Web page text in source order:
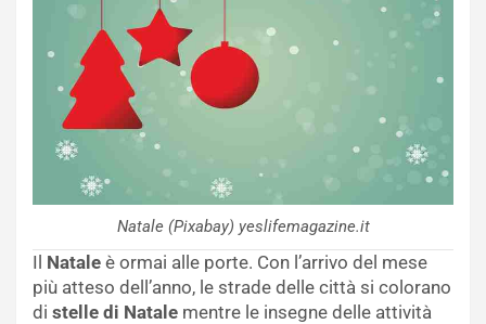
Natale (Pixabay) yeslifemagazine.it
Il Natale è ormai alle porte. Con l’arrivo del mese
più atteso dell’anno, le strade delle città si colorano
di stelle di Natale mentre le insegne delle attività